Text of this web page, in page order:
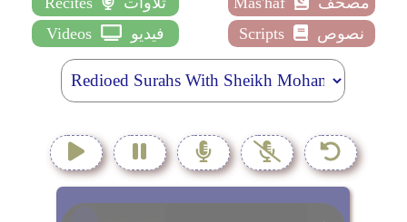
Videos
فيديو Scripts نصوص